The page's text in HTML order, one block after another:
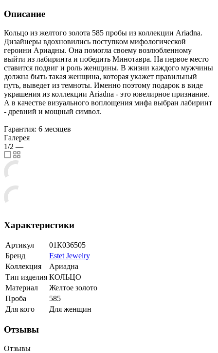
Описание
Кольцо из желтого золота 585 пробы из коллекции Ariadna.
Дизайнеры вдохновились поступком мифологической
героини Ариадны. Она помогла своему возлюбленному
выйти из лабиринта и победить Минотавра. На первое место
ставится подвиг и роль женщины. В жизни каждого мужчины
должна быть такая женщина, которая укажет правильный
путь, выведет из темноты. Именно поэтому подарок в виде
украшения из коллекции Ariadna - это ювелирное признание.
А в качестве визуального воплощения мифа выбран лабиринт
- древний и мощный символ.
Гарантия: 6 месяцев
Галерея
1/2 —
Характеристики
Артикул
01К036505
Бренд
Estet Jewelry
Коллекция
Ариадна
Тип изделия КОЛЬЦО
Материал
Желтое золото
Проба
585
Для кого
Для женщин
Отзывы
Отзывы